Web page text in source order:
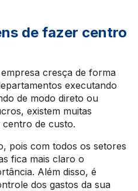
de fazer centro
cresça de forma
executando
de modo direto ou
existem muitas
de custo.
pois com todos os setores
fica mais claro o
Além disso, é
dos gastos da sua